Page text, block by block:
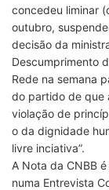
concedeu liminar
outubro,
decisão da
Descumprimento
Rede na semana
do partido de que
violação de
o da dignidade
livre inciativa”.
A Nota da CNBB
numa Entrevista